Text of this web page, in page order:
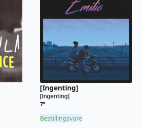
[Ingenting]
[Ingenting]
7"
Bestillingsvare